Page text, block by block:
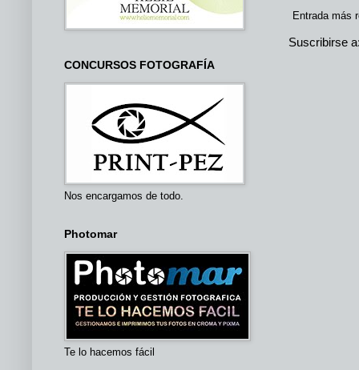
Entrada más
Suscribirse
CONCURSOS FOTOGRAFÍA
Nos encargamos de todo.
Photomar
Te lo hacemos fácil